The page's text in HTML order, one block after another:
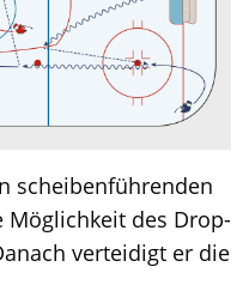
scheibenführenden
Möglichkeit des Drop-
verteidigt er die